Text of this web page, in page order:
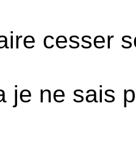
cesser
je ne sais